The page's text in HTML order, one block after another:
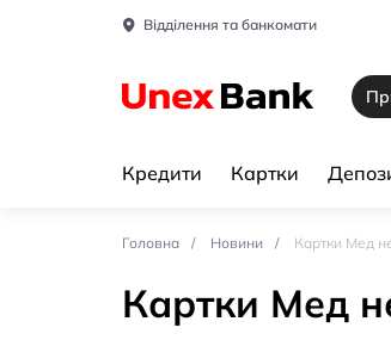
Відділення та банкомати
Кредити Картки
Головна Новини Картки Мед
Картки Мед